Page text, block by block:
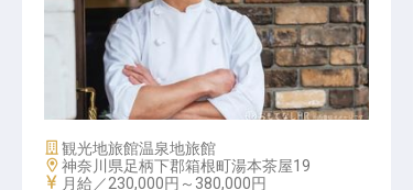
料理長・料理長候補
施設業態
観光地旅館温泉地旅館
勤務地
神奈川県足柄下郡箱根町湯本茶屋19
給与
月給／230,000円～ 380,000円